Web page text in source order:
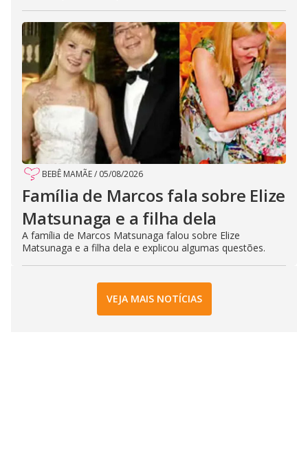
BEBÊ MAMÃE/ 05/08/2026
Família de Marcos fala sobre Elize
Matsunaga e a filha dela
A família de Marcos Matsunaga falou sobre Elize
Matsunaga e a filha dela e explicou algumas questões.
VEJA MAIS NOTÍCIAS